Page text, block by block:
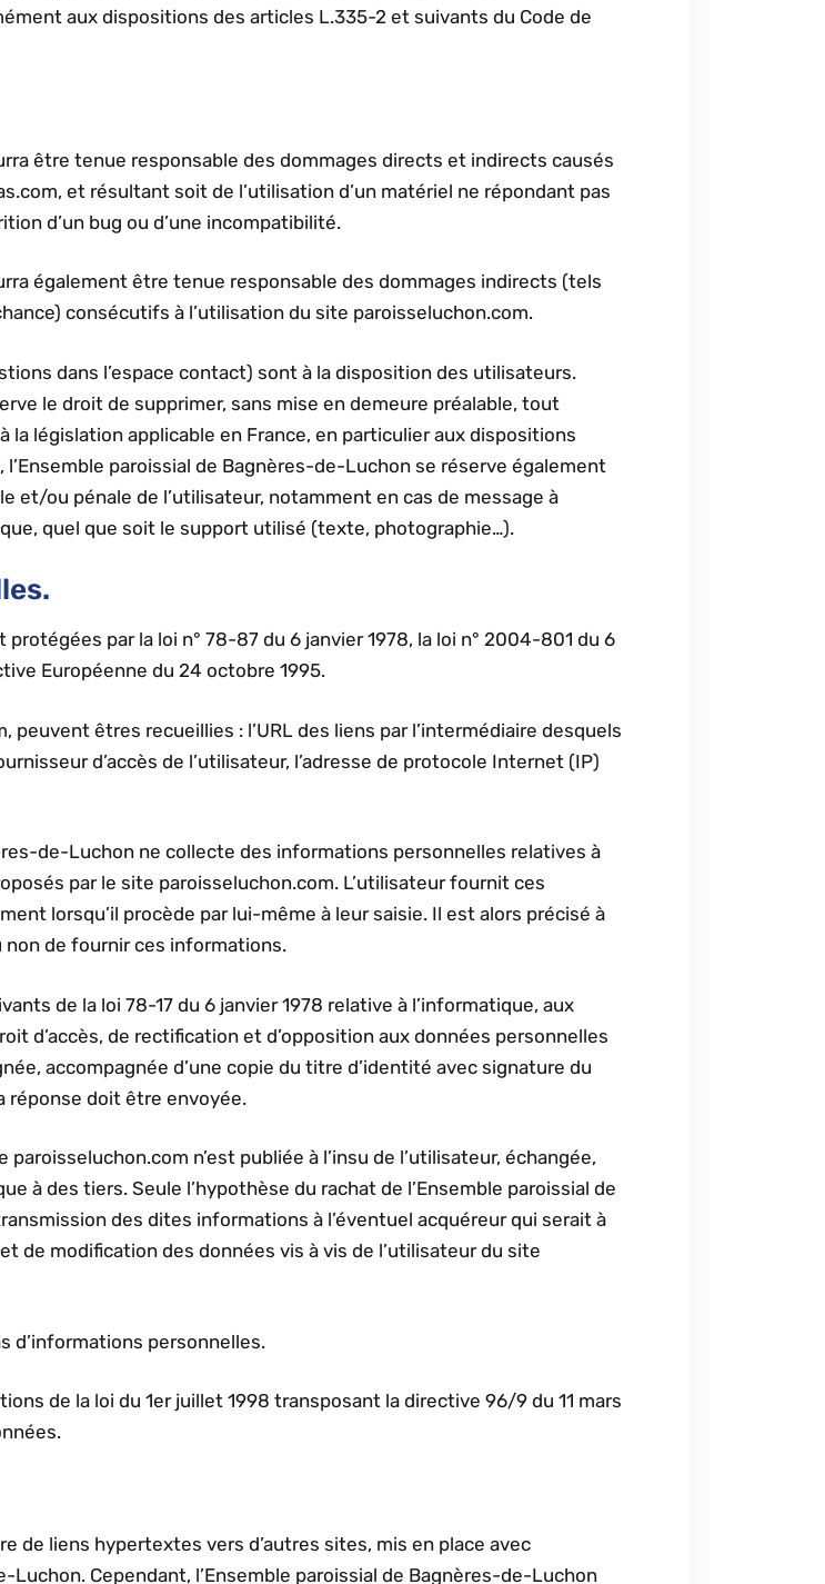
aux dispositions des articles L.335-2 et suivants du Code de
être tenue responsable des dommages directs et indirects causés
et résultant soit de l’utilisation d’un matériel ne répondant pas
d’un bug ou d’une incompatibilité.
également être tenue responsable des dommages indirects (tels
consécutifs à l’utilisation du site paroisseluchon.com.
dans l’espace contact) sont à la disposition des utilisateurs.
le droit de supprimer, sans mise en demeure préalable, tout
législation applicable en France, en particulier aux dispositions
paroissial de Bagnères-de-Luchon se réserve également
et/ou pénale de l’utilisateur, notamment en cas de message à
quel que soit le support utilisé (texte, photographie…).
par la loi n° 78-87 du 6 janvier 1978, la loi n° 2004-801 du 6
Européenne du 24 octobre 1995.
peuvent êtres recueillies : l’URL des liens par l’intermédiaire desquels
d’accès de l’utilisateur, l’adresse de protocole Internet (IP)
de-Luchon ne collecte des informations personnelles relatives à
par le site paroisseluchon.com. L’utilisateur fournit ces
lorsqu’il procède par lui-même à leur saisie. Il est alors précisé à
non de fournir ces informations.
de la loi 78-17 du 6 janvier 1978 relative à l’informatique, aux
d’accès, de rectification et d’opposition aux données personnelles
accompagnée d’une copie du titre d’identité avec signature du
réponse doit être envoyée.
n’est publiée à l’insu de l’utilisateur, échangée,
à des tiers. Seule l’hypothèse du rachat de l’Ensemble paroissial de
des dites informations à l’éventuel acquéreur qui serait à
de modification des données vis à vis de l’utilisateur du site
d’informations personnelles.
de la loi du 1er juillet 1998 transposant la directive 96/9 du 11 mars
de liens hypertextes vers d’autres sites, mis en place avec
Luchon. Cependant, l’Ensemble paroissial de Bagnères-de-Luchon